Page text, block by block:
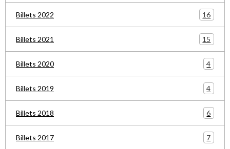
Billets 2022 16
Billets 2021 15
Billets 2020 4
Billets 2019 4
Billets 2018 6
Billets 2017 7